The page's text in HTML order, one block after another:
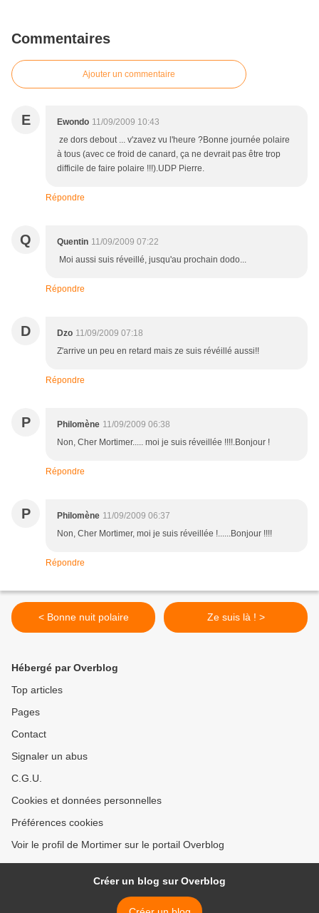
Commentaires
Ajouter un commentaire
E Ewondo 11/09/2009 10:43
ze dors debout ... v'zavez vu l'heure ?Bonne journée polaire
à tous (avec ce froid de canard, ça ne devrait pas être trop
difficile de faire polaire !!!).UDP Pierre.
Répondre
Q Quentin 11/09/2009 07:22
Moi aussi suis réveillé, jusqu'au prochain dodo...
Répondre
D Dzo 11/09/2009 07:18
Z'arrive un peu en retard mais ze suis révéillé aussi!!
Répondre
P Philomène 11/09/2009 06:38
Non, Cher Mortimer..... moi je suis réveillée !!!!.Bonjour !
Répondre
P Philomène 11/09/2009 06:37
Non, Cher Mortimer, moi je suis réveillée !......Bonjour !!!!
Répondre
< Bonne nuit polaire Ze suis là ! >
Hébergé par Overblog
Top articles
Pages
Contact
Signaler un abus
C.G.U.
Cookies et données personnelles
Préférences cookies
Voir le profil de Mortimer sur le portail Overblog
Créer un blog sur Overblog